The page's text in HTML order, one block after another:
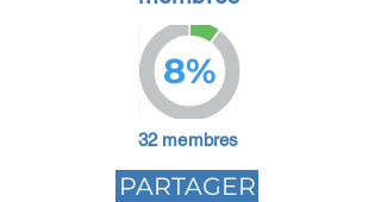
8%
32 membres
PARTAGER